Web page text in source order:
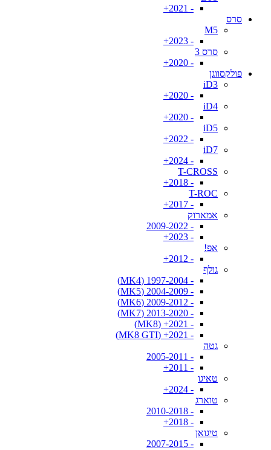
- 2021+
סרס
M5
- 2023+
סרס 3
- 2020+
פולקסווגן
iD3
- 2020+
iD4
- 2020+
iD5
- 2022+
iD7
- 2024+
T-CROSS
- 2018+
T-ROC
- 2017+
אמארוק
- 2009-2022
- 2023+
אפ!
- 2012+
גולף
- 1997-2004 (MK4)
- 2004-2009 (MK5)
- 2009-2012 (MK6)
- 2013-2020 (MK7)
- 2021+ (MK8)
- 2021+ (MK8 GTI)
גטה
- 2005-2011
- 2011+
טאיגו
- 2024+
טוארג
- 2010-2018
- 2018+
טיגואן
- 2007-2015